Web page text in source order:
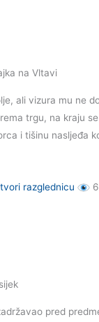
na Vltavi
ali vizura mu ne
trgu, na kraju
i tišinu nasljeđa
razglednicu
pred